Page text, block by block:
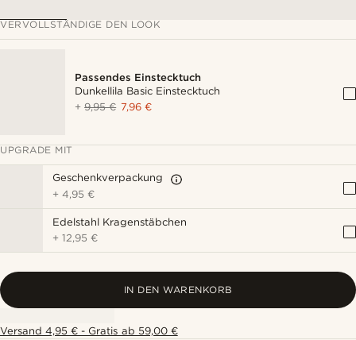
VERVOLLSTÄNDIGE DEN LOOK
Passendes Einstecktuch
Dunkellila Basic Einstecktuch
+9,95 € 7,96 €
UPGRADE MIT
Geschenkverpackung
+4,95 €
Edelstahl Kragenstäbchen
+12,95 €
IN DEN WARENKORB
Versand 4,95 € - Gratis ab 59,00 €